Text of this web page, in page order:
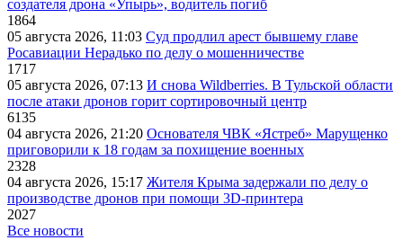
создателя дрона «Упырь», водитель погиб
1864
05 августа 2026, 11:03 Суд продлил арест бывшему главе
Росавиации Нерадько по делу о мошенничестве
1717
05 августа 2026, 07:13 И снова Wildberries. В Тульской области
после атаки дронов горит сортировочный центр
6135
04 августа 2026, 21:20 Основателя ЧВК «Ястреб» Марущенко
приговорили к 18 годам за похищение военных
2328
04 августа 2026, 15:17 Жителя Крыма задержали по делу о
производстве дронов при помощи 3D‑принтера
2027
Все новости